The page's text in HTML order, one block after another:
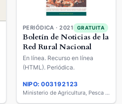
PERIÓDICA · 2021 GRATUITA
Boletín de Noticias de la
Red Rural Nacional
En línea. Recurso en línea
(HTML). Periódica.
NIPO: 003192123
Ministerio de Agricultura, Pesca y Alimentación